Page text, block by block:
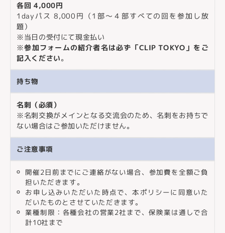
各回 4,000円
1dayパス 8,000円（1部〜４部すべての回を参加し放
題）
※当日の受付にて現金払い
※参加フォームの紹介者名は必ず「CLIP TOKYO」をご
記入ください。
持ち物
名刺（必須）
※名刺交換がメインとなる交流会のため、名刺をお持ちで
ない場合はご参加いただけません。
ご注意事項
開催2日前までにご連絡がない場合、参加費を全額ご負
担いただきます。
お申し込みいただいた時点で、本ポリシーに同意いた
だいたものとさせていただきます。
業種制限：各種会社の営業2社まで、保険業は通しで合
計10社まで